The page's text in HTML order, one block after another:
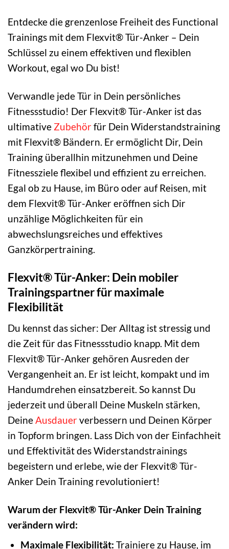
Entdecke die grenzenlose Freiheit des Functional
Trainings mit dem Flexvit® Tür-Anker – Dein
Schlüssel zu einem effektiven und flexiblen
Workout, egal wo Du bist!
Verwandle jede Tür in Dein persönliches
Fitnessstudio! Der Flexvit® Tür-Anker ist das
ultimative Zubehörfür Dein Widerstandstraining
mit Flexvit® Bändern. Er ermöglicht Dir, Dein
Training überallhin mitzunehmen und Deine
Fitnessziele flexibel und effizient zu erreichen.
Egal ob zu Hause, im Büro oder auf Reisen, mit
dem Flexvit® Tür-Anker eröffnen sich Dir
unzählige Möglichkeiten für ein
abwechslungsreiches und effektives
Ganzkörpertraining.
Flexvit® Tür-Anker: Dein mobiler
Trainingspartner für maximale
Flexibilität
Du kennst das sicher: Der Alltag ist stressig und
die Zeit für das Fitnessstudio knapp. Mit dem
Flexvit® Tür-Anker gehören Ausreden der
Vergangenheit an. Er ist leicht, kompakt und im
Handumdrehen einsatzbereit. So kannst Du
jederzeit und überall Deine Muskeln stärken,
Deine Ausdauerverbessern und Deinen Körper
in Topform bringen. Lass Dich von der Einfachheit
und Effektivität des Widerstandstrainings
begeistern und erlebe, wie der Flexvit® Tür-
Anker Dein Training revolutioniert!
Warum der Flexvit® Tür-Anker Dein Training
verändern wird:
Maximale Flexibilität: Trainiere zu Hause, im